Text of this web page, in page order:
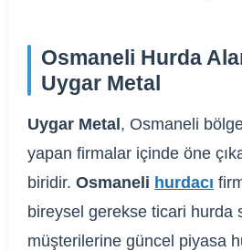
Osmaneli Hurda
Uygar Metal
Uygar Metal , Osmaneli
yapan firmalar içinde öne
biridir. Osmaneli hurdacı
bireysel gerekse ticari hurda
müşterilerine güncel piyasa